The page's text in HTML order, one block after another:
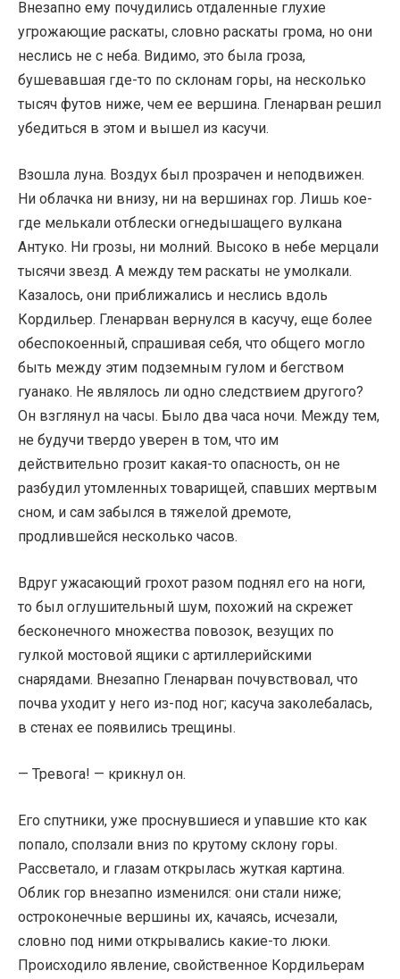
Внезапно ему почудились отдаленные глухие
угрожающие раскаты, словно раскаты грома, но они
неслись не с неба. Видимо, это была гроза,
бушевавшая где-то по склонам горы, на несколько
тысяч футов ниже, чем ее вершина. Гленарван решил
убедиться в этом и вышел из касучи.
Взошла луна. Воздух был прозрачен и неподвижен.
Ни облачка ни внизу, ни на вершинах гор. Лишь кое-
где мелькали отблески огнедышащего вулкана
Антуко. Ни грозы, ни молний. Высоко в небе мерцали
тысячи звезд. А между тем раскаты не умолкали.
Казалось, они приближались и неслись вдоль
Кордильер. Гленарван вернулся в касучу, еще более
обеспокоенный, спрашивая себя, что общего могло
быть между этим подземным гулом и бегством
гуанако. Не являлось ли одно следствием другого?
Он взглянул на часы. Было два часа ночи. Между тем,
не будучи твердо уверен в том, что им
действительно грозит какая-то опасность, он не
разбудил утомленных товарищей, спавших мертвым
сном, и сам забылся в тяжелой дремоте,
продлившейся несколько часов.
Вдруг ужасающий грохот разом поднял его на ноги,
то был оглушительный шум, похожий на скрежет
бесконечного множества повозок, везущих по
гулкой мостовой ящики с артиллерийскими
снарядами. Внезапно Гленарван почувствовал, что
почва уходит у него из-под ног; касуча заколебалась,
в стенах ее появились трещины.
— Тревога! — крикнул он.
Его спутники, уже проснувшиеся и упавшие кто как
попало, сползали вниз по крутому склону горы.
Рассветало, и глазам открылась жуткая картина.
Облик гор внезапно изменился: они стали ниже;
остроконечные вершины их, качаясь, исчезали,
словно под ними открывались какие-то люки.
Происходило явление, свойственное Кордильерам